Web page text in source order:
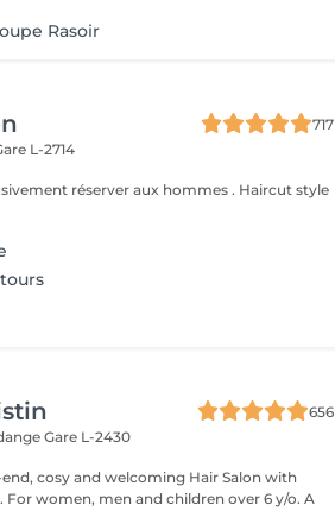
Rasoir
717
L-2714
réserver aux hommes . Haircut style
656
Gare L-2430
cosy and welcoming Hair Salon with
women, men and children over 6 y/o. A